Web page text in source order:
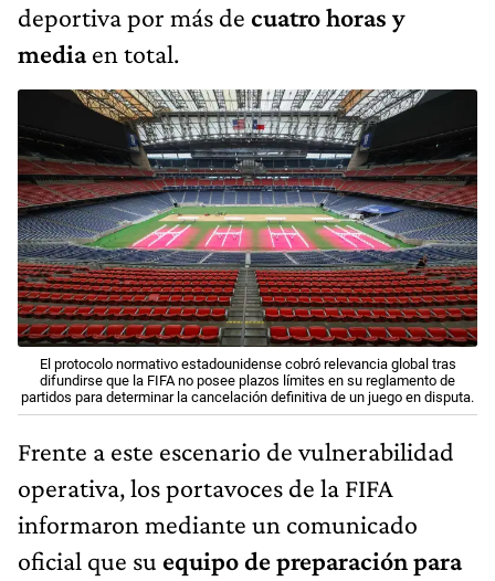
deportiva por más de cuatro horas y
mediaen total.
El protocolo normativo estadounidense cobró relevancia global tras
difundirse que la FIFA no posee plazos límites en su reglamento de
partidos para determinar la cancelación definitiva de un juego en disputa.
Frente a este escenario de vulnerabilidad
operativa, los portavoces de la FIFA
informaron mediante un comunicado
oficial que su equipo de preparación para